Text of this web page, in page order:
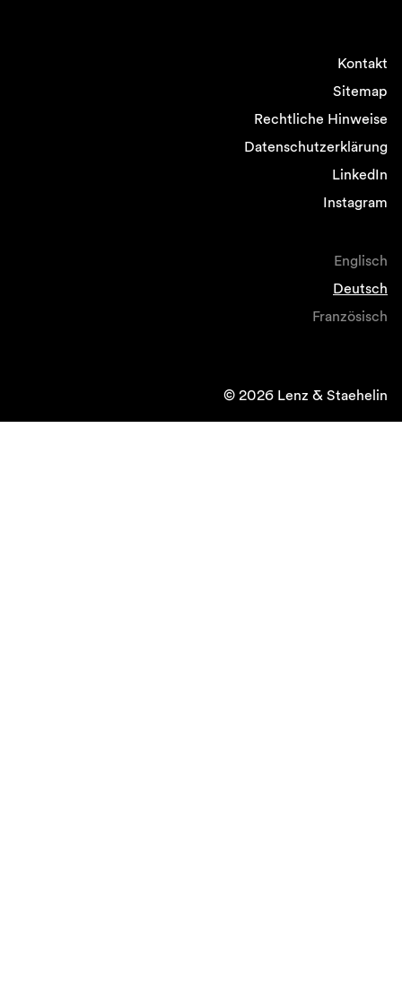
Kontakt
Sitemap
Rechtliche Hinweise
Datenschutzerklärung
LinkedIn
Instagram
Englisch
Deutsch
Französisch
© 2026 Lenz & Staehelin